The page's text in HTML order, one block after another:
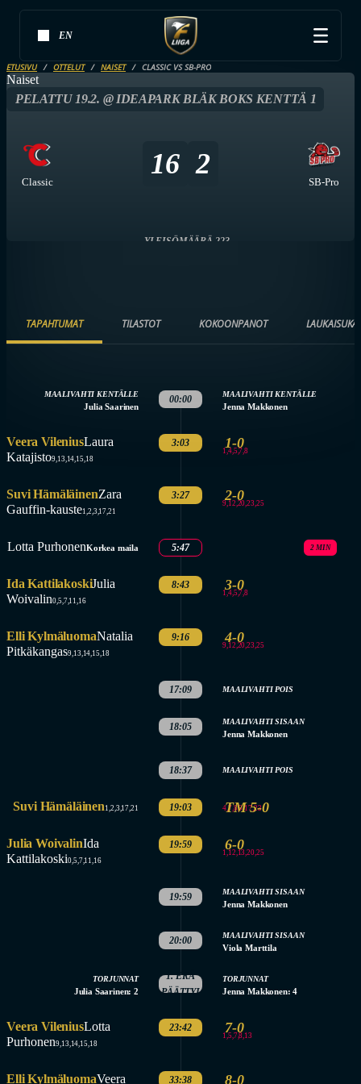
EN
ETUSIVU OTTELUT NAISET CLASSIC VS SB-PRO
Naiset
PELATTU 19.2. @ IDEAPARK BLÄK BOKS KENTTÄ 1
Classic
16 2
SB-Pro
YLEISÖMÄÄRÄ 223
TAPAHTUMAT TILASTOT KOKOONPANOT
MAALIVAHTI KENTÄLLE
Julia Saarinen
00:00 MAALIVAHTI KENTÄLLE
Jenna Makkonen
Veera VileniusLaura
Katajisto9,13,14,15,18
3:03 1-0
1,4,5,7,8
Suvi HämäläinenZara
Gauffin-kauste1,2,3,17,21
3:27 2-0
9,12,20,23,25
Lotta PurhonenKorkea maila 2 MIN
5:47
Ida KattilakoskiJulia
Woivalin0,5,7,11,16
8:43 3-0
1,4,5,7,8
Elli KylmäluomaNatalia
Pitkäkangas9,13,14,15,18
9:16 4-0
9,12,20,23,25
17:09 MAALIVAHTI POIS
18:05 MAALIVAHTI SISAAN
Jenna Makkonen
18:37 MAALIVAHTI POIS
Suvi Hämäläinen1,2,3,17,21 19:03 TM 5-0
4,7,8,9,17,23
Julia WoivalinIda
Kattilakoski0,5,7,11,16
19:59 6-0
1,12,13,20,25
19:59 MAALIVAHTI SISAAN
Jenna Makkonen
20:00 MAALIVAHTI SISAAN
Viola Marttila
TORJUNNAT
Julia Saarinen: 2
1. ERÄ
PÄÄTTYI
TORJUNNAT
Jenna Makkonen: 4
Veera VileniusLotta
Purhonen9,13,14,15,18
23:42 7-0
1,5,7,8,13
Elli KylmäluomaVeera
33:38 8-0